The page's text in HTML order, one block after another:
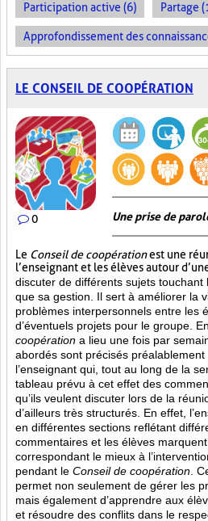
Participation active (6) Partage
Approfondissement des
LE CONSEIL DE COOPÉRATION
0 Une prise de
Le Conseil de coopérationest une
l’enseignant et les élèves autour
discuter de différents sujets touchant
que sa gestion. Il sert à améliorer la
problèmes interpersonnels entre les
d’éventuels projets pour le groupe.
coopération a lieu une fois par
abordés sont précisés
l’enseignant qui, tout au long de la
tableau prévu à cet effet des
qu’ils veulent discuter lors de la
d’ailleurs très structurés. En effet,
en différentes sections reflétant
commentaires et les élèves
correspondant le mieux à
pendant le Conseil de coopération .
permet non seulement de gérer les
mais également d’apprendre aux
et résoudre des conflits dans le